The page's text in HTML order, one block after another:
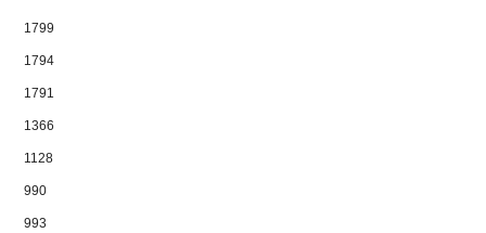
1799
1794
1791
1366
1128
990
993